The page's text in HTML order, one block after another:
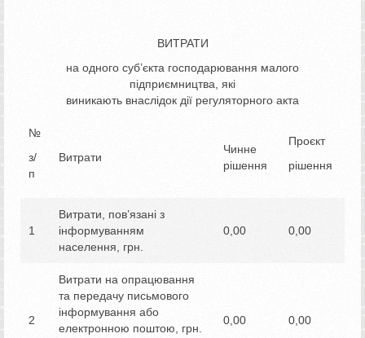
ВИТРАТИ
на одного суб’єкта господарювання малого
підприємництва, які
виникають внаслідок дії регуляторного акта
№
з/
п
Витрати
Чинне
рішення
Проєкт
рішення
1
Витрати, пов’язані з
інформуванням
населення, грн.
0,00 0,00
2
Витрати на опрацювання
та передачу письмового
інформування або
електронною поштою, грн.
0,00 0,00